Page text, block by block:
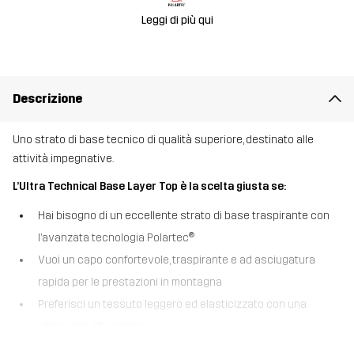
Leggi di più qui
Descrizione
Uno strato di base tecnico di qualità superiore, destinato alle
attività impegnative.
L’Ultra Technical Base Layer Top è la scelta giusta se:
Hai bisogno di un eccellente strato di base traspirante con
l’avanzata tecnologia Polartec®
Vuoi un capo confortevole, traspirante e ad asciugatura
rapida per le prestazioni in montagna
Preferisci un tessuto leggero ed elasticizzato con una